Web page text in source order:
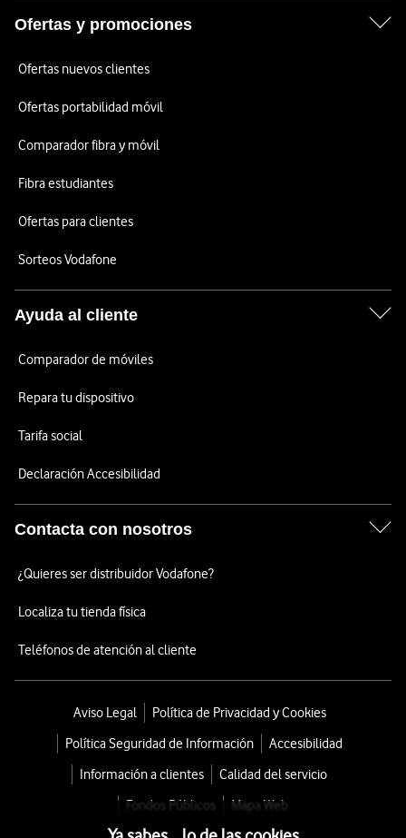
Ofertas y promociones
Ofertas nuevos clientes
Ofertas portabilidad móvil
Comparador fibra y móvil
Fibra estudiantes
Ofertas para clientes
Sorteos Vodafone
Ayuda al cliente
Comparador de móviles
Repara tu dispositivo
Tarifa social
Declaración Accesibilidad
Contacta con nosotros
¿Quieres ser distribuidor Vodafone?
Localiza tu tienda física
Teléfonos de atención al cliente
Aviso Legal
Política de Privacidad y Cookies
Política Seguridad de Información
Accesibilidad
Información a clientes
Calidad del servicio
Fondos Públicos
Mapa Web